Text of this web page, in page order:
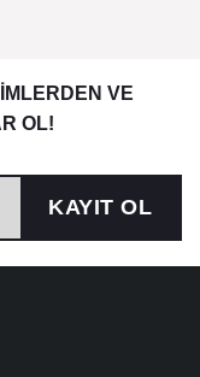
VE
OL!
KAYIT OL